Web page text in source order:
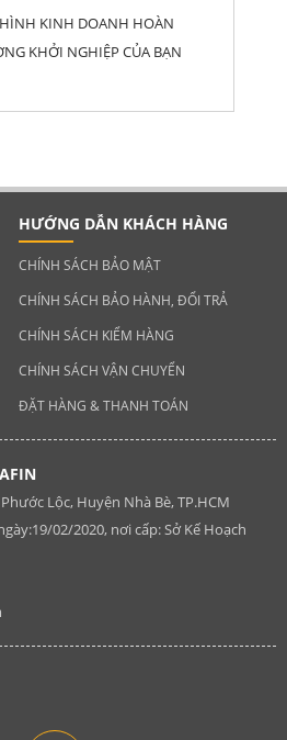
KINH DOANH HOÀN
KHỞI NGHIỆP CỦA BẠN
HƯỚNG DẪN KHÁCH HÀNG
CHÍNH SÁCH BẢO MẬT
CHÍNH SÁCH BẢO HÀNH, ĐỔI TRẢ
CHÍNH SÁCH KIỂM HÀNG
CHÍNH SÁCH VẬN CHUYỂN
ĐẶT HÀNG & THANH TOÁN
Lộc, Huyện Nhà Bè, TP.HCM
02/2020, nơi cấp: Sở Kế Hoạch